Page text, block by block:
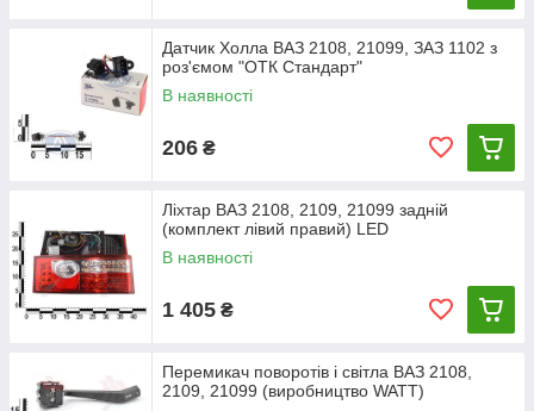
Датчик Холла ВАЗ 2108, 21099, ЗАЗ 1102 з
роз'ємом "ОТК Стандарт"
В наявності
206 ₴
Ліхтар ВАЗ 2108, 2109, 21099 задній
(комплект лівий правий) LED
В наявності
1 405 ₴
Перемикач поворотів і світла ВАЗ 2108,
2109, 21099 (виробництво WATT)